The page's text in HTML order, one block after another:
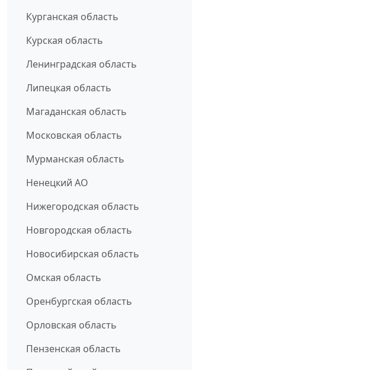
Курганская область
Курская область
Ленинградская область
Липецкая область
Магаданская область
Московская область
Мурманская область
Ненецкий АО
Нижегородская область
Новгородская область
Новосибирская область
Омская область
Оренбургская область
Орловская область
Пензенская область